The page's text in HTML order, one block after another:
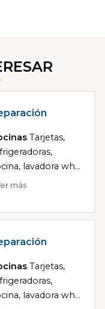
Tarjetas,
lavadora wh...
más
Tarjetas,
lavadora wh...